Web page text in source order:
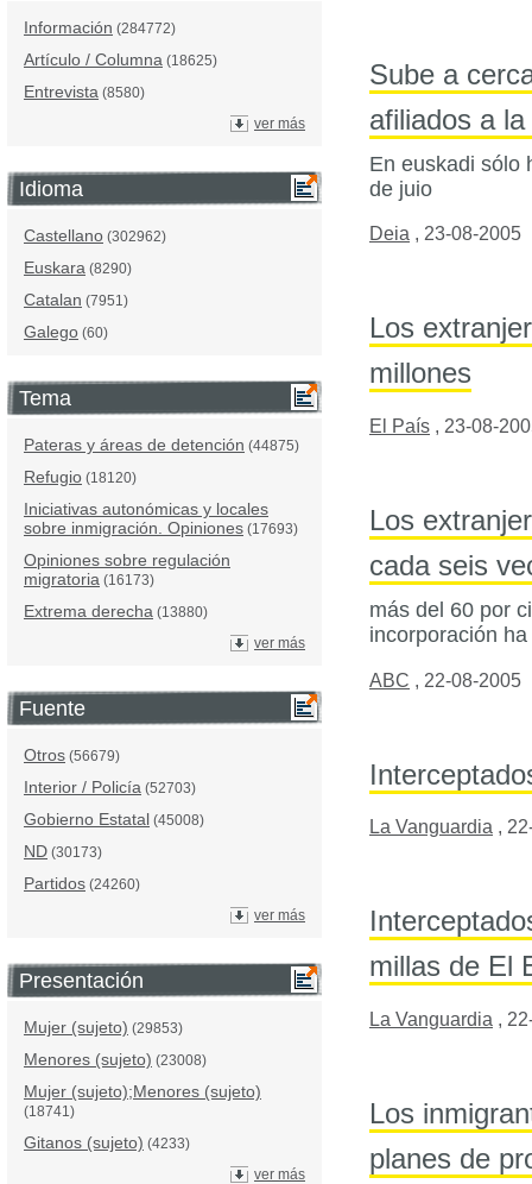
Información (284772)
Artículo / Columna (18625)
Entrevista (8580)
ver más
Idioma
Castellano (302962)
Euskara (8290)
Catalan (7951)
Galego (60)
Tema
Pateras y áreas de detención (44875)
Refugio (18120)
Iniciativas autonómicas y locales
sobre inmigración. Opiniones (17693)
Opiniones sobre regulación
migratoria (16173)
Extrema derecha (13880)
ver más
Fuente
Otros (56679)
Interior / Policía (52703)
Gobierno Estatal (45008)
ND (30173)
Partidos (24260)
ver más
Presentación
Mujer (sujeto) (29853)
Menores (sujeto) (23008)
Mujer (sujeto);Menores (sujeto)
(18741)
Gitanos (sujeto) (4233)
ver más
Sube a
afiliados a
En euskadi sólo
de juio
Deia , 23-08-2005
Los
millones
El País , 23-08-
Los
cada seis
más del 60 por
incorporación
ABC , 22-08-2005
La Vanguardia ,
millas de El
La Vanguardia ,
Los
planes de